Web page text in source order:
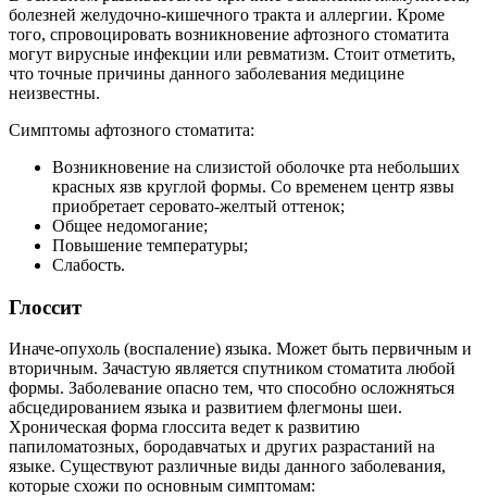
болезней желудочно-кишечного тракта и аллергии. Кроме
того, спровоцировать возникновение афтозного стоматита
могут вирусные инфекции или ревматизм. Стоит отметить,
что точные причины данного заболевания медицине
неизвестны.
Симптомы афтозного стоматита:
Возникновение на слизистой оболочке рта небольших
красных язв круглой формы. Со временем центр язвы
приобретает серовато-желтый оттенок;
Общее недомогание;
Повышение температуры;
Слабость.
Глоссит
Иначе-опухоль (воспаление) языка. Может быть первичным и
вторичным. Зачастую является спутником стоматита любой
формы. Заболевание опасно тем, что способно осложняться
абсцедированием языка и развитием флегмоны шеи.
Хроническая форма глоссита ведет к развитию
папиломатозных, бородавчатых и других разрастаний на
языке. Существуют различные виды данного заболевания,
которые схожи по основным симптомам: